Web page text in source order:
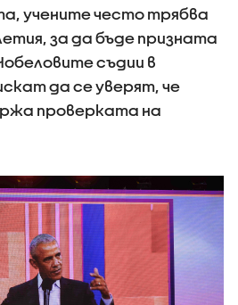
учените често трябва
за да бъде призната
съдии в
да се уверят, че
проверката на